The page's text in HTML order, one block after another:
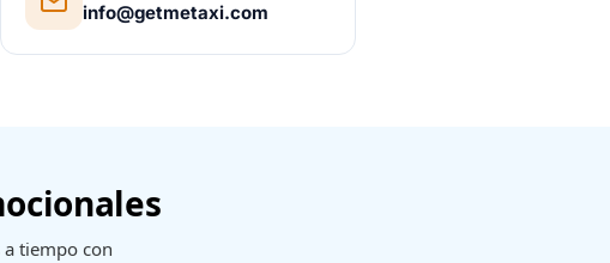
info@getmetaxi.com
tiempo con